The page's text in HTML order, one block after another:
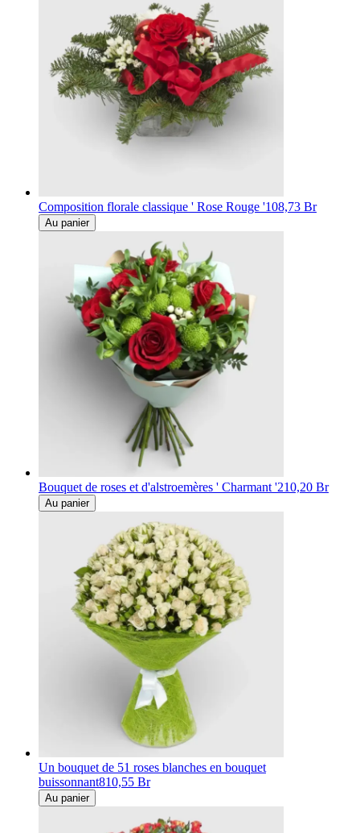
Composition florale classique ' Rose Rouge '108,73 Br
Au panier
Bouquet de roses et d'alstroemères ' Charmant '210,20 Br
Au panier
Un bouquet de 51 roses blanches en bouquet
buissonnant810,55 Br
Au panier